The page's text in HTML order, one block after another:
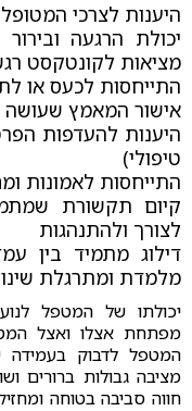
היענות לצרכי
יכולת הרגעה
מציאות לקונטקסט
התייחסות לכעס או
אישור המאמץ שעושה
היענות להעדפות
טיפולי)
התייחסות לאמונות
קיום תקשורת
לצורך ולהתנהגות
דילוג מתמיד בין
מלמדת ומתרגלת
יכולתו של המטפל
מפתחת אצלו ואצל
המטפל לדבוק בעמידה
מציבה גבולות ברורים
חווה סביבה בטוחה